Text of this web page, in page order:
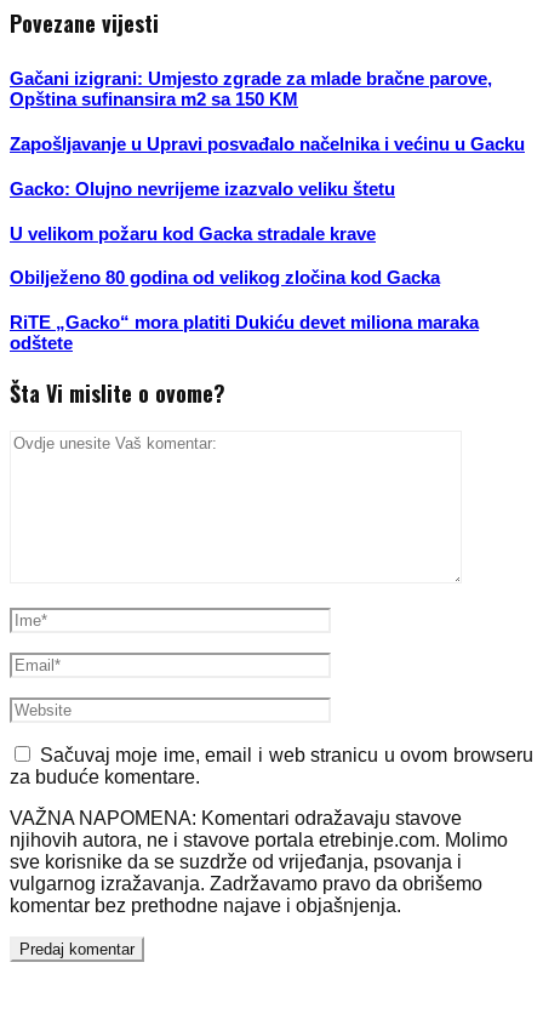
Povezane vijesti
Gačani izigrani: Umjesto zgrade za mlade bračne parove,
Opština sufinansira m2 sa 150 KM
Zapošljavanje u Upravi posvađalo načelnika i većinu u Gacku
Gacko: Olujno nevrijeme izazvalo veliku štetu
U velikom požaru kod Gacka stradale krave
Obilježeno 80 godina od velikog zločina kod Gacka
RiTE „Gacko“ mora platiti Dukiću devet miliona maraka
odštete
Šta Vi mislite o ovome?
Sačuvaj moje ime, email i web stranicu u ovom browseru
za buduće komentare.
VAŽNA NAPOMENA: Komentari odražavaju stavove
njihovih autora, ne i stavove portala etrebinje.com. Molimo
sve korisnike da se suzdrže od vrijeđanja, psovanja i
vulgarnog izražavanja. Zadržavamo pravo da obrišemo
komentar bez prethodne najave i objašnjenja.